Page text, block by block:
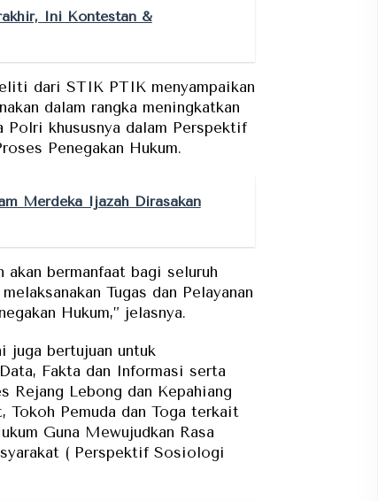
Ini Kontestan &
dari STIK PTIK menyampaikan
dalam rangka meningkatkan
khususnya dalam Perspektif
Penegakan Hukum.
Merdeka Ijazah Dirasakan
akan bermanfaat bagi seluruh
Tugas dan Pelayanan
Hukum,” jelasnya.
juga bertujuan untuk
Fakta dan Informasi serta
Rejang Lebong dan Kepahiang
Tokoh Pemuda dan Toga terkait
Guna Mewujudkan Rasa
( Perspektif Sosiologi